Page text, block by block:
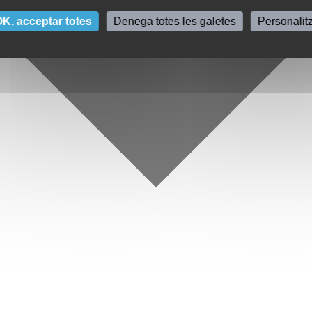
acceptar totes Denega totes les galetes